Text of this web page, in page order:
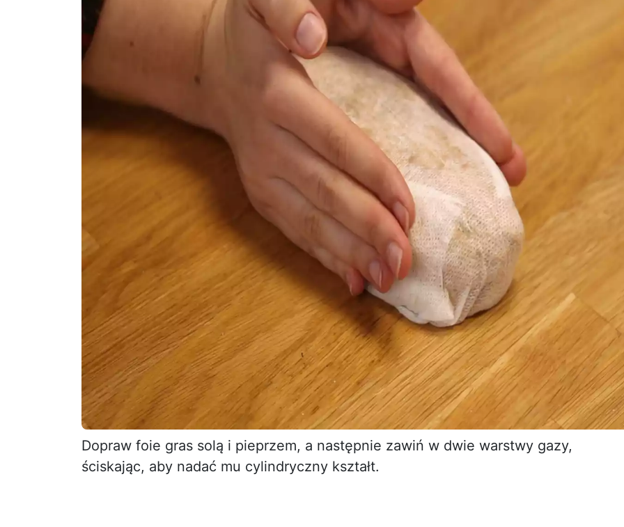
Dopraw foie gras solą i pieprzem, a następnie zawiń w dwie warstwy gazy,
ściskając, aby nadać mu cylindryczny kształt.